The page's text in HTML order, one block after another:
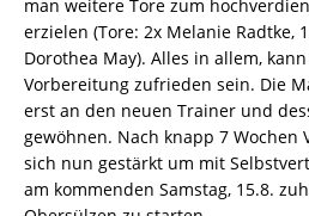
man weitere Tore zum
erzielen (Tore: 2x Melanie Radtke,
Dorothea May). Alles in allem,
Vorbereitung zufrieden sein. Die
erst an den neuen Trainer und
gewöhnen. Nach knapp 7 Wochen
sich nun gestärkt um mit
am kommenden Samstag, 15.8.